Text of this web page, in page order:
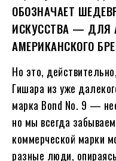
ОБОЗНАЧАЕТ
ИСКУССТВА — ДЛЯ
АМЕРИКАНСКОГО
Но это,
Гишара из уже
марка Bond No. 9 —
но мы всегда
коммерческой марки
разные люди,